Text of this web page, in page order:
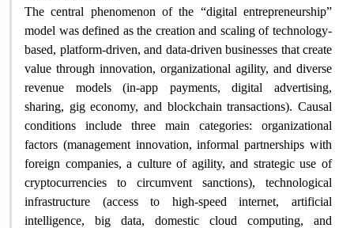
The central phenomenon of the “digital entrepreneurship”
model was defined as the creation and scaling of technology-
based, platform-driven, and data-driven businesses that create
value through innovation, organizational agility, and diverse
revenue models (in-app payments, digital advertising,
sharing, gig economy, and blockchain transactions). Causal
conditions include three main categories: organizational
factors (management innovation, informal partnerships with
foreign companies, a culture of agility, and strategic use of
cryptocurrencies to circumvent sanctions), technological
infrastructure (access to high-speed internet, artificial
intelligence, big data, domestic cloud computing, and